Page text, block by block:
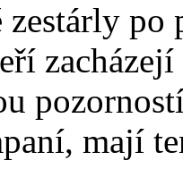
zestárly
mají